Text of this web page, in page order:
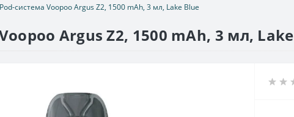
Pod-система Voopoo Argus Z2, 1500 mAh, 3 мл, Lake Blue
Argus Z2, 1500 mAh, 3 мл,